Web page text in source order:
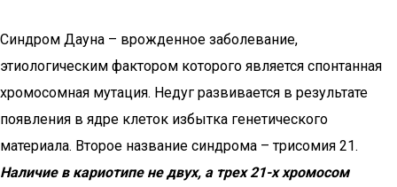
Синдром Дауна – врожденное заболевание,
этиологическим фактором которого является спонтанная
хромосомная мутация. Недуг развивается в результате
появления в ядре клеток избытка генетического
материала. Второе название синдрома – трисомия 21.
Наличие в кариотипе не двух, а трех 21-х хромосом